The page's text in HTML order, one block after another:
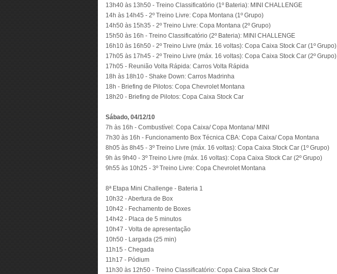
13h40 às 13h50 - Treino Classificatório (1º Bateria): MINI CHALLENGE
14h às 14h45 - 2º Treino Livre: Copa Montana (1º Grupo)
14h50 às 15h35 - 2º Treino Livre: Copa Montana (2º Grupo)
15h50 às 16h - Treino Classificatório (2º Bateria): MINI CHALLENGE
16h10 às 16h50 - 2º Treino Livre (máx. 16 voltas): Copa Caixa Stock Car (1º Grupo)
17h05 às 17h45 - 2º Treino Livre (máx. 16 voltas): Copa Caixa Stock Car (2º Grupo)
17h05 - Reunião Volta Rápida: Carros Volta Rápida
18h às 18h10 - Shake Down: Carros Madrinha
18h - Briefing de Pilotos: Copa Chevrolet Montana
18h20 - Briefing de Pilotos: Copa Caixa Stock Car
Sábado, 04/12/10
7h às 16h - Combustível: Copa Caixa/ Copa Montana/ MINI
7h30 às 16h - Funcionamento Box Técnica CBA: Copa Caixa/ Copa Montana
8h05 às 8h45 - 3º Treino Livre (máx. 16 voltas): Copa Caixa Stock Car (1º Grupo)
9h às 9h40 - 3º Treino Livre (máx. 16 voltas): Copa Caixa Stock Car (2º Grupo)
9h55 às 10h25 - 3º Treino Livre: Copa Chevrolet Montana
8ª Etapa Mini Challenge - Bateria 1
10h32 - Abertura de Box
10h42 - Fechamento de Boxes
14h42 - Placa de 5 minutos
10h47 - Volta de apresentação
10h50 - Largada (25 min)
11h15 - Chegada
11h17 - Pódium
11h30 às 12h50 - Treino Classificatório: Copa Caixa Stock Car